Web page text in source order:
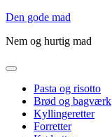
Gå
indholdet
Den gode mad
Nem og hurtig mad
Pasta og risotto
Brød og bagværk
Kyllingeretter
Forretter